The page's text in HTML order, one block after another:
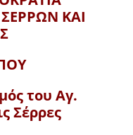
ΣΕΡΡΩΝ ΚΑΙ
του Αγ.
Σέρρες